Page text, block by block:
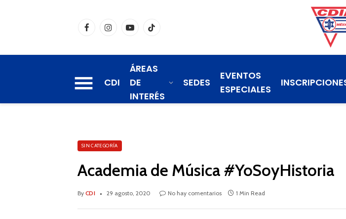
FacebookInstagramYouTubeTikTok
CDI
ÁREAS
DE
INTERÉS
SEDES
EVENTOS
ESPECIALES
SIN CATEGORÍA
Academia de Música #YoSoyHistoria
By CDI 29 agosto, 2020 No hay comentarios 1 Min Read